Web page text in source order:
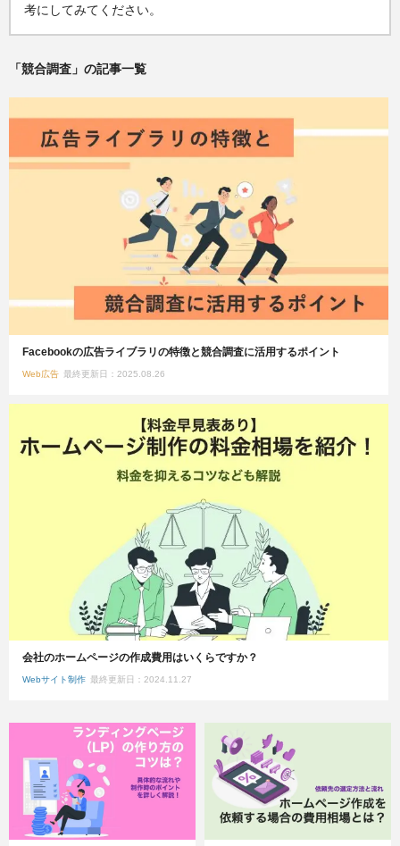
考にしてみてください。
「競合調査」の記事一覧
Facebookの広告ライブラリの特徴と競合調査に活用するポイント
Web広告 最終更新日：2025.08.26
会社のホームページの作成費用はいくらですか？
Webサイト制作 最終更新日：2024.11.27